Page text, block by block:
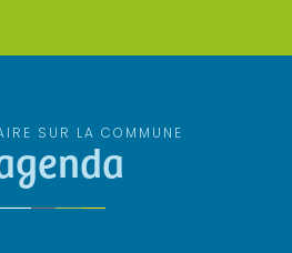
SUR LA COMMUNE